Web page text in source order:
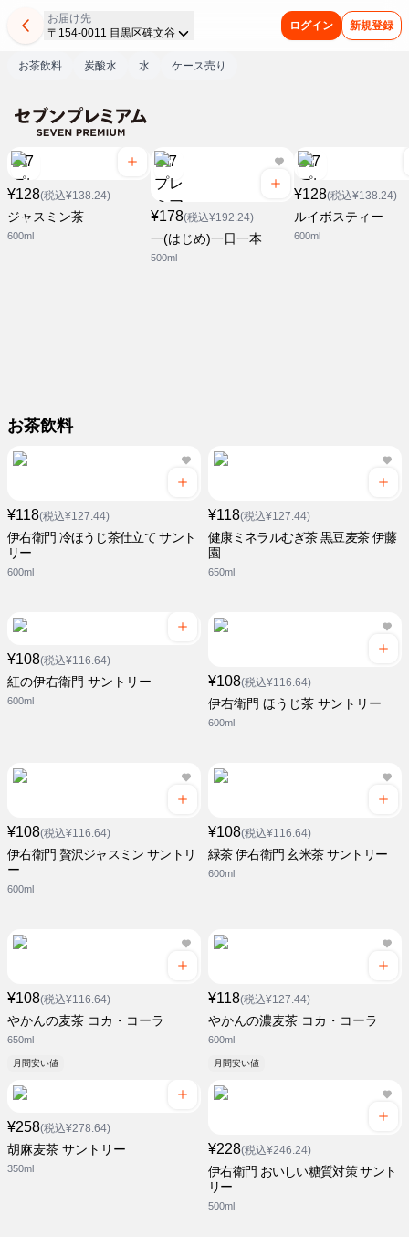
お届け先
〒154-0011 目黒区碑文谷
ログイン 新規登録
お茶飲料 炭酸水 水 ケース売り
¥128(税込¥138.24)
ジャスミン茶
600ml
¥178(税込¥192.24)
一(はじめ)一日一本
500ml
¥128(税込¥138.24)
ルイボスティー
600ml
お茶飲料
¥118(税込¥127.44)
伊右衛門 冷ほうじ茶仕立て サント
リー
600ml
¥118(税込¥127.44)
健康ミネラルむぎ茶 黒豆麦茶 伊藤
園
650ml
¥108(税込¥116.64)
紅の伊右衛門 サントリー
600ml
¥108(税込¥116.64)
伊右衛門 ほうじ茶 サントリー
600ml
¥108(税込¥116.64)
伊右衛門 贅沢ジャスミン サントリ
ー
600ml
¥108(税込¥116.64)
緑茶 伊右衛門 玄米茶 サントリー
600ml
¥108(税込¥116.64)
やかんの麦茶 コカ・コーラ
650ml
月間安い値
¥118(税込¥127.44)
やかんの濃麦茶 コカ・コーラ
600ml
月間安い値
¥258(税込¥278.64)
胡麻麦茶 サントリー
350ml
¥228(税込¥246.24)
伊右衛門 おいしい糖質対策 サント
リー
500ml